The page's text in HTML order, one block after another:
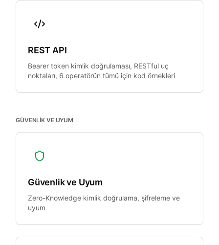
REST API
Bearer token kimlik doğrulaması, RESTful uç
noktaları, 6 operatörün tümü için kod örnekleri
GÜVENLIK VE UYUM
Güvenlik ve Uyum
Zero-Knowledge kimlik doğrulama, şifreleme ve
uyum